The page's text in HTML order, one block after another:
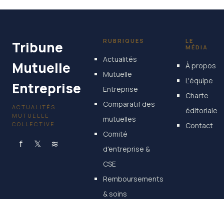
Tribune
Mutuelle
Entreprise
ACTUALITÉS
MUTUELLE
COLLECTIVE
f 𝕏 ≋
RUBRIQUES
Actualités
Mutuelle
Entreprise
Comparatif des
mutuelles
Comité
d'entreprise &
CSE
Remboursements
& soins
LE
MÉDIA
À propos
L'équipe
Charte
éditoriale
Contact